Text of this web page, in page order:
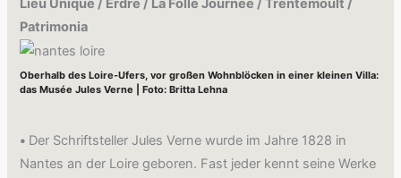
Lieu Unique / Erdre / La Folle Journée / Trentemoult /
Patrimonia
Oberhalb des Loire-Ufers, vor großen Wohnblöcken in einer kleinen Villa:
das Musée Jules Verne | Foto: Britta Lehna
• Der Schriftsteller Jules Verne wurde im Jahre 1828 in
Nantes an der Loire geboren. Fast jeder kennt seine Werke